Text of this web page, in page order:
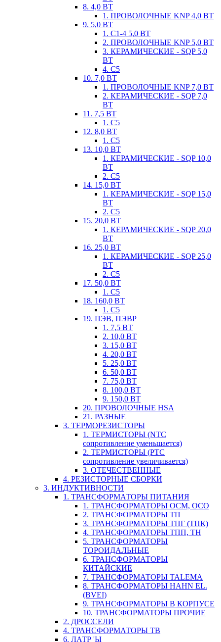
8. 4,0 ВТ
1. ПРОВОЛОЧНЫЕ KNP 4,0 ВТ
9. 5,0 ВТ
1. С1-4 5,0 ВТ
2. ПРОВОЛОЧНЫЕ KNP 5,0 ВТ
3. КЕРАМИЧЕСКИЕ - SQP 5,0
ВТ
4. С5
10. 7,0 ВТ
1. ПРОВОЛОЧНЫЕ KNP 7,0 ВТ
2. КЕРАМИЧЕСКИЕ - SQP 7,0
ВТ
11. 7,5 ВТ
1. С5
12. 8,0 ВТ
1. С5
13. 10,0 ВТ
1. КЕРАМИЧЕСКИЕ - SQP 10,0
ВТ
2. С5
14. 15,0 ВТ
1. КЕРАМИЧЕСКИЕ - SQP 15,0
ВТ
2. С5
15. 20,0 ВТ
1. КЕРАМИЧЕСКИЕ - SQP 20,0
ВТ
16. 25,0 ВТ
1. КЕРАМИЧЕСКИЕ - SQP 25,0
ВТ
2. С5
17. 50,0 ВТ
1. С5
18. 160,0 ВТ
1. С5
19. ПЭВ, ПЭВР
1. 7,5 ВТ
2. 10,0 ВТ
3. 15,0 ВТ
4. 20,0 ВТ
5. 25,0 ВТ
6. 50,0 ВТ
7. 75,0 ВТ
8. 100,0 ВТ
9. 150,0 ВТ
20. ПРОВОЛОЧНЫЕ HSA
21. РАЗНЫЕ
3. ТЕРМОРЕЗИСТОРЫ
1. ТЕРМИСТОРЫ (NTC
сопротивление уменьшается)
2. ТЕРМИСТОРЫ (PTC
сопротивление увеличивается)
3. ОТЕЧЕСТВЕННЫЕ
4. РЕЗИСТОРНЫЕ СБОРКИ
3. ИНДУКТИВНОСТИ
1. ТРАНСФОРМАТОРЫ ПИТАНИЯ
1. ТРАНСФОРМАТОРЫ ОСМ, ОСО
2. ТРАНСФОРМАТОРЫ ТП
3. ТРАНСФОРМАТОРЫ ТПГ (ТПК)
4. ТРАНСФОРМАТОРЫ ТПП, ТН
5. ТРАНСФОРМАТОРЫ
ТОРОИДАЛЬНЫЕ
6. ТРАНСФОРМАТОРЫ
КИТАЙСКИЕ
7. ТРАНСФОРМАТОРЫ TALEMA
8. ТРАНСФОРМАТОРЫ HAHN EL.
(BVEI)
9. ТРАНСФОРМАТОРЫ В КОРПУСЕ
10. ТРАНСФОРМАТОРЫ ПРОЧИЕ
2. ДРОССЕЛИ
4. ТРАНСФОРМАТОРЫ ТВ
6. ЛАТР 'Ы